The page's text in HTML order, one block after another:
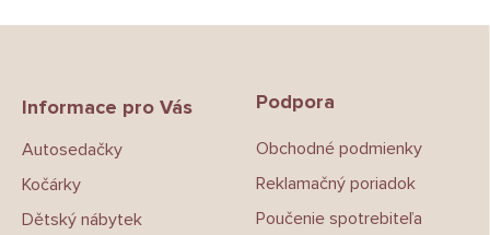
Informace pro Vás
Autosedačky
Kočárky
Dětský nábytek
Podpora
Obchodné podmienky
Reklamačný poriadok
Poučenie spotrebiteľa